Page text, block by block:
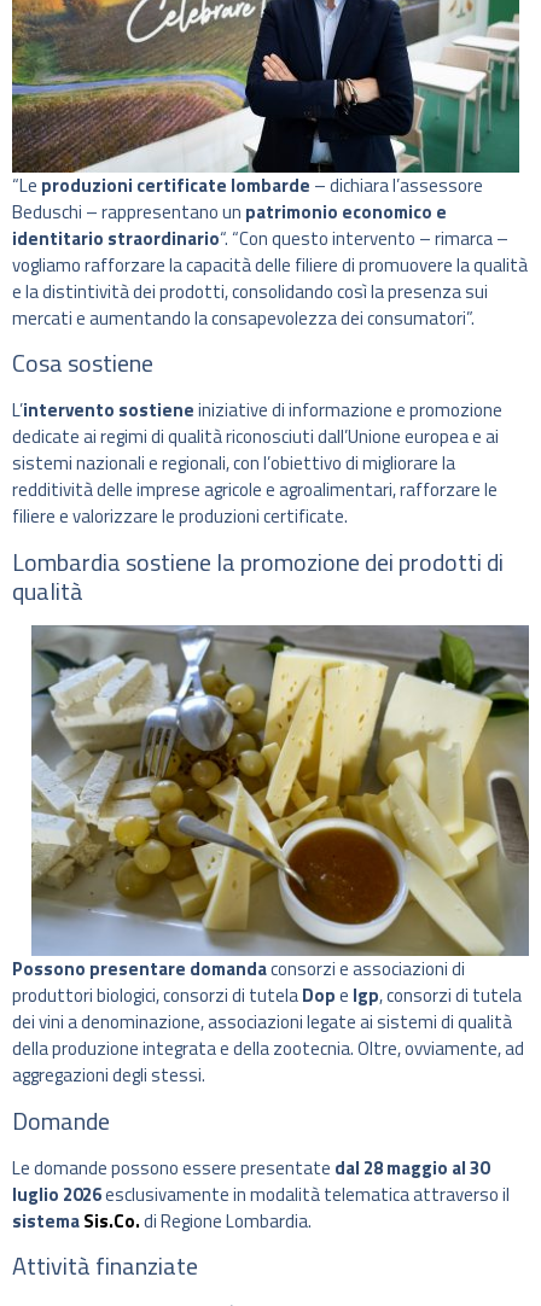
“Le produzioni certificate lombarde – dichiara l’assessore
Beduschi – rappresentano un patrimonio economico e
identitario straordinario“. “Con questo intervento – rimarca –
vogliamo rafforzare la capacità delle filiere di promuovere la qualità
e la distintività dei prodotti, consolidando così la presenza sui
mercati e aumentando la consapevolezza dei consumatori”.
Cosa sostiene
L’intervento sostieneiniziative di informazione e promozione
dedicate ai regimi di qualità riconosciuti dall’Unione europea e ai
sistemi nazionali e regionali, con l’obiettivo di migliorare la
redditività delle imprese agricole e agroalimentari, rafforzare le
filiere e valorizzare le produzioni certificate.
Lombardia sostiene la promozione dei prodotti di
qualità
Possono presentare domandaconsorzi e associazioni di
produttori biologici, consorzi di tutelaDope Igp, consorzi di tutela
dei vini a denominazione, associazioni legate ai sistemi di qualità
della produzione integrata e della zootecnia. Oltre, ovviamente, ad
aggregazioni degli stessi.
Domande
Le domande possono essere presentate dal 28 maggio al 30
luglio 2026esclusivamente in modalità telematica attraverso il
sistemaSis.Co.di Regione Lombardia.
Attività finanziate